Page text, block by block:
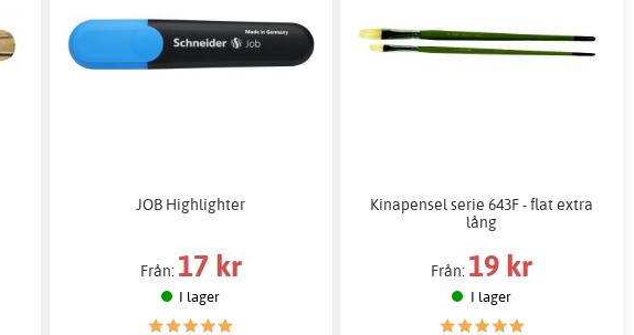
JOB Highlighter
Från: 17 kr
I lager
Kinapensel serie 643F - flat extra
lång
Från: 19 kr
I lager